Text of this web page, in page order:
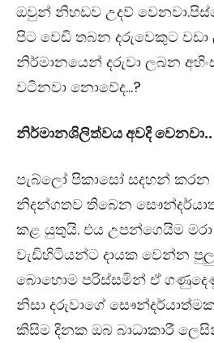
ඔවුන් නිහඩව උදව්
පිට වෙඩි තබන දරුවෙකුට
නිර්මානයෙන් දරුවා ලබන
වටිනවා නොවේද…?
නිර්මානශිලිත්වය අවදි වෙනවා..
පැබ්ලෝ පිකාසෝ සදහන් කරන
නිදන්ගතව තිබෙන
කළ යුතුයි. එය උපන්ගෙයිම මරා
වැඩිහිටියන්ට දායක වෙන්න
බොහොම පරිස්සමින් ඒ
නිසා දරුවාගේ
කිසිම දිනක ඔබ බාධාකාරී